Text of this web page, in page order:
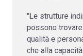
"Le strutture
possono
qualità e
che alla